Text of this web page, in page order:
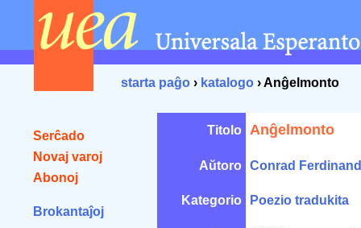
starta paĝo › katalogo › Anĝelmonto
Serĉado
Novaj varoj
Abonoj
Brokantaĵoj
Titolo Anĝelmonto
Aŭtoro Conrad
Kategorio Poezio tradukita